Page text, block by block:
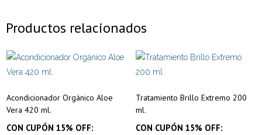
Productos relacionados
Acondicionador Orgánico Aloe
Vera 420 ml.
CON CUPÓN 15% OFF:
Tratamiento Brillo Extremo 200
ml.
CON CUPÓN 15% OFF: